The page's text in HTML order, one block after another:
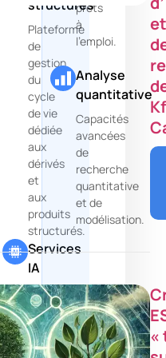
structurés
Plateforme
de
gestion
du
cycle
de vie
dédiée
aux
dérivés
et
aux
produits
structurés.
Services
IA
Exploitez
l'intelligence
artificielle
pour
prêts
à
l'emploi.
Analyse
quantitative
Capacités
avancées
de
recherche
quantitative
et de
modélisation.
et
«